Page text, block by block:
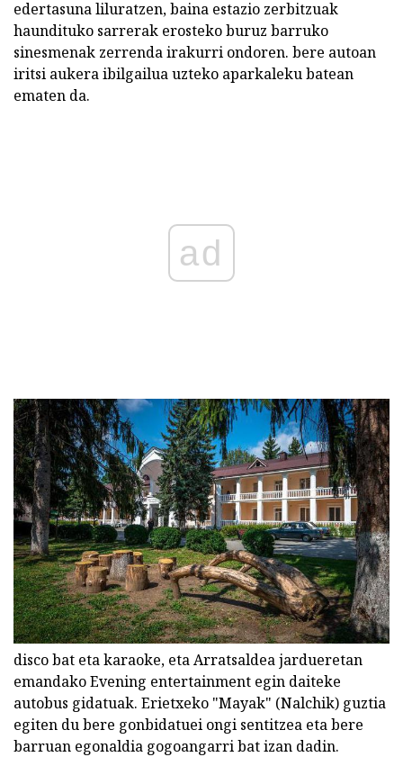
edertasuna liluratzen, baina estazio zerbitzuak
haundituko sarrerak erosteko buruz barruko
sinesmenak zerrenda irakurri ondoren. bere autoan
iritsi aukera ibilgailua uzteko aparkaleku batean
ematen da.
ad
disco bat eta karaoke, eta Arratsaldea jardueretan
emandako Evening entertainment egin daiteke
autobus gidatuak. Erietxeko "Mayak" (Nalchik) guztia
egiten du bere gonbidatuei ongi sentitzea eta bere
barruan egonaldia gogoangarri bat izan dadin.